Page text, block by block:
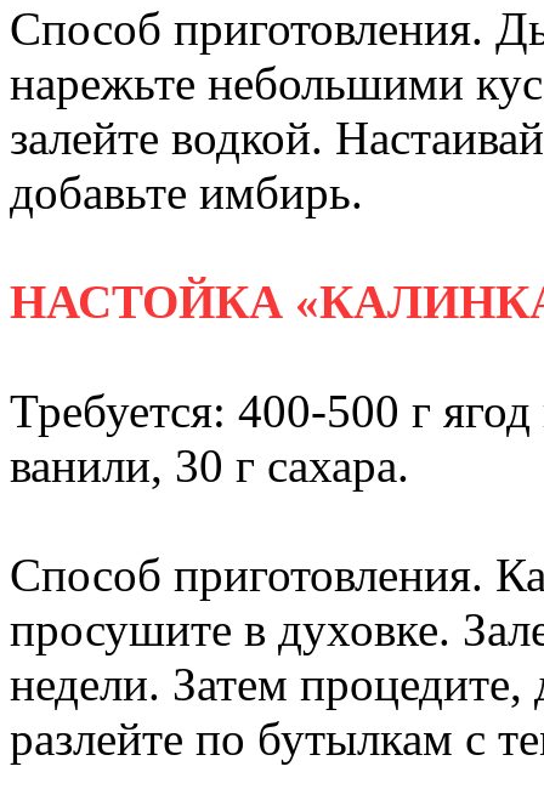
Способ приготовления.
нарежьте небольшими
залейте водкой.
добавьте имбирь.
НАСТОЙКА
Требуется: 400-500 г
ванили, 30 г сахара.
Способ приготовления.
просушите в духовке.
недели. Затем процедите,
разлейте по бутылкам с